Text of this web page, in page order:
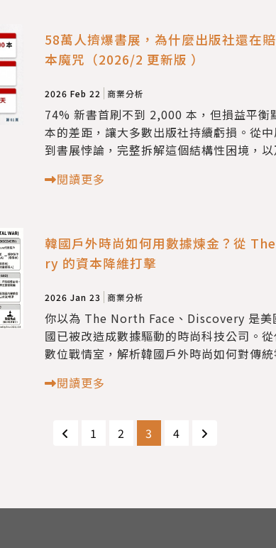
58萬人擠爆書展，為什麼出版社還在
本魔咒（2026/2 更新版 ​​​​​​​）
2026 Feb 22 商業分析
74% 新書首刷不到 2,000 本，但損益平
本的差距，讓大多數出版社持續虧損。從
到書展悖論，完整拆解這個結構性困境，
閱讀更多
韓國戶外時尚如何用數據煉金？從
ry 的資本降維打擊
2026 Jan 23 商業分析
你以為 The North Face、Discovery 是美
國已被改造成數據驅動的時尚科技公司。
數位戰情室，解析韓國戶外時尚如何對傳
閱讀更多
1 2 3 4